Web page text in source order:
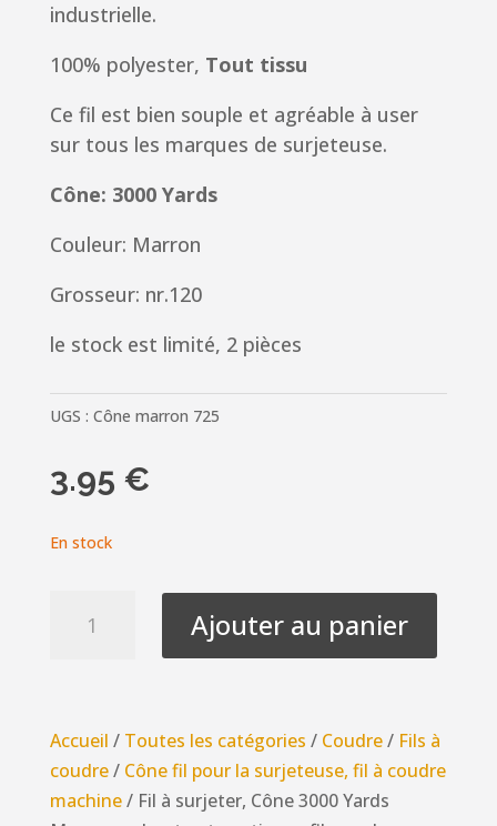
industrielle.
100% polyester, Tout tissu
Ce fil est bien souple et agréable à user
sur tous les marques de surjeteuse.
Cône: 3000 Yards
Couleur: Marron
Grosseur: nr.120
le stock est limité, 2 pièces
UGS : Cône marron 725
3.95 €
En stock
Cône
3000
Yards
Ajouter au panier
Accueil / Toutes les catégories / Coudre/ Fils à
coudre/ Cône fil pour la surjeteuse, fil à coudre
machine/ Fil à surjeter, Cône 3000 Yards